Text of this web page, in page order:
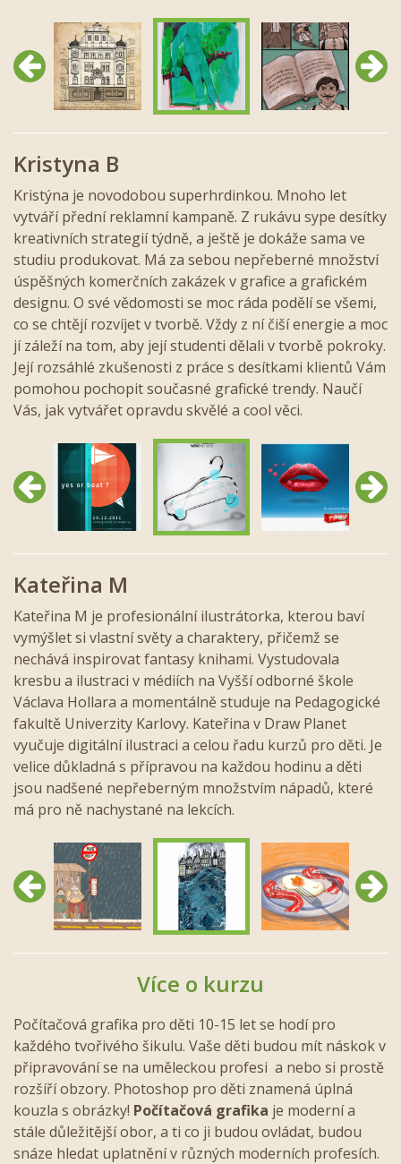
Předchozí Další
Kristyna B
Kristýna je novodobou superhrdinkou. Mnoho let
vytváří přední reklamní kampaně. Z rukávu sype desítky
kreativních strategií týdně, a ještě je dokáže sama ve
studiu produkovat. Má za sebou nepřeberné množství
úspěšných komerčních zakázek v grafice a grafickém
designu. O své vědomosti se moc ráda podělí se všemi,
co se chtějí rozvíjet v tvorbě. Vždy z ní čiší energie a moc
jí záleží na tom, aby její studenti dělali v tvorbě pokroky.
Její rozsáhlé zkušenosti z práce s desítkami klientů Vám
pomohou pochopit současné grafické trendy. Naučí
Vás, jak vytvářet opravdu skvělé a cool věci.
Předchozí Další
Kateřina M
Kateřina M je profesionální ilustrátorka, kterou baví
vymýšlet si vlastní světy a charaktery, přičemž se
nechává inspirovat fantasy knihami. Vystudovala
kresbu a ilustraci v médiích na Vyšší odborné škole
Václava Hollara a momentálně studuje na Pedagogické
fakultě Univerzity Karlovy. Kateřina v Draw Planet
vyučuje digitální ilustraci a celou řadu kurzů pro děti. Je
velice důkladná s přípravou na každou hodinu a děti
jsou nadšené nepřeberným množstvím nápadů, které
má pro ně nachystané na lekcích.
Předchozí Další
Více o kurzu
Počítačová grafika pro děti 10-15 let se hodí pro
každého tvořivého šikulu. Vaše děti budou mít náskok v
připravování se na uměleckou profesi a nebo si prostě
rozšíří obzory. Photoshop pro děti znamená úplná
kouzla s obrázky! Počítačová grafika je moderní a
stále důležitější obor, a ti co ji budou ovládat, budou
snáze hledat uplatnění v různých moderních profesích.